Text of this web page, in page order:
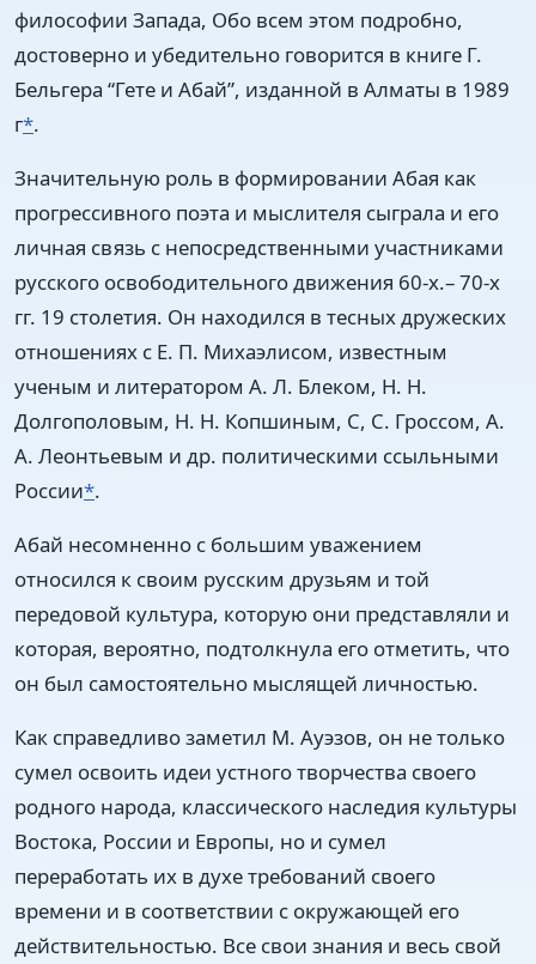
философии Запада, Обо всем этом подробно,
достоверно и убедительно говорится в книге Г.
Бельгера “Гете и Абай”, изданной в Алматы в 1989
г*.
Значительную роль в формировании Абая как
прогрессивного поэта и мыслителя сыграла и его
личная связь с непосредственными участниками
русского освободительного движения 60-х.– 70-х
гг. 19 столетия. Он находился в тесных дружеских
отношениях с Е. П. Михаэлисом, известным
ученым и литератором А. Л. Блеком, Н. Н.
Долгополовым, Н. Н. Копшиным, С, С. Гроссом, А.
А. Леонтьевым и др. политическими ссыльными
России*.
Абай несомненно с большим уважением
относился к своим русским друзьям и той
передовой культура, которую они представляли и
которая, вероятно, подтолкнула его отметить, что
он был самостоятельно мыслящей личностью.
Как справедливо заметил М. Ауэзов, он не только
сумел освоить идеи устного творчества своего
родного народа, классического наследия культуры
Востока, России и Европы, но и сумел
переработать их в духе требований своего
времени и в соответствии с окружающей его
действительностью. Все свои знания и весь свой